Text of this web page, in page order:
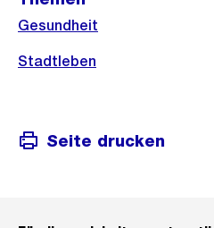
Informationen
Gesundheit
Stadtleben
Seite drucken